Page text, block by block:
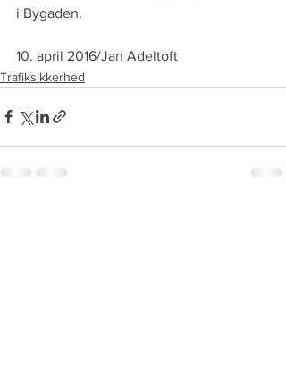
i Bygaden.
10. april 2016/Jan Adeltoft
Trafiksikkerhed